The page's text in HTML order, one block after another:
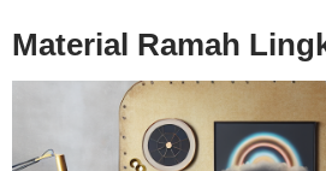
Material Ramah